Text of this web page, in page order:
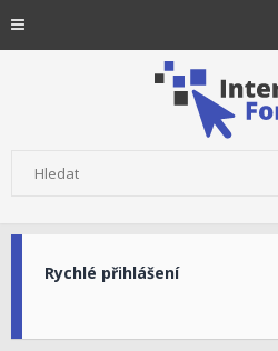
Rychlé přihlášení